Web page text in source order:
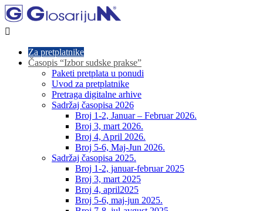

Za pretplatnike
Časopis “Izbor sudske prakse”
Paketi pretplata u ponudi
Uvod za pretplatnike
Pretraga digitalne arhive
Sadržaj časopisa 2026
Broj 1-2, Januar – Februar 2026.
Broj 3, mart 2026.
Broj 4, April 2026.
Broj 5-6, Maj-Jun 2026.
Sadržaj časopisa 2025.
Broj 1-2, januar-februar 2025
Broj 3, mart 2025
Broj 4, april2025
Broj 5-6, maj-jun 2025.